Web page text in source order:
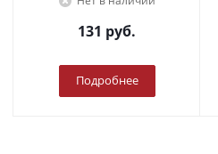
131 руб.
Подробнее